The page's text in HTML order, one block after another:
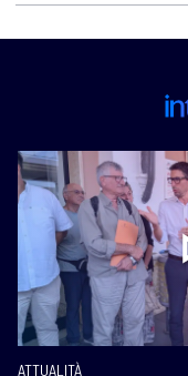
ATTUALITÀ